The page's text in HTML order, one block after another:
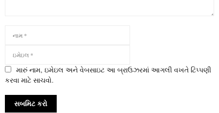
મારું નામ, ઇમેઇલ અને વેબસાઇટ આ બ્રાઉઝરમાં આગલી વખતે ટિપ્પણી
કરવા માટે સાચવો.